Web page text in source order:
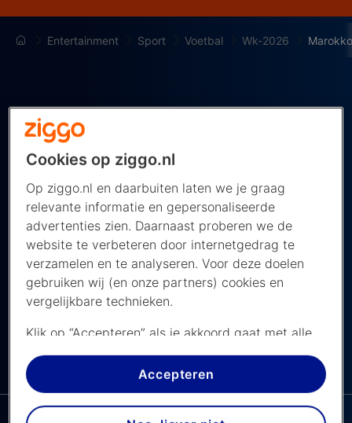
Entertainment Sport Voetbal Wk-2026
Op donderdag 25 juni 2026
treffen Marokko en Haïti elkaar in Groep C
van de groepsfase van het WK 2026. Deze
wedstrijd wordt gespeeld in het Mercedes-
Benz Stadium in Atlanta, Verenigde Staten.
De wedstrijd begint om 00.00 uur
Nederlandse tijd en je kijkt hem live bij de
NOS op NPO 1.
NAVIGEER NAAR ...
De NPO app bij
Cookies op ziggo.nl
Op ziggo.nl en daarbuiten laten we je graag
relevante informatie en gepersonaliseerde
advertenties zien. Daarnaast proberen we de
website te verbeteren door internetgedrag te
verzamelen en te analyseren. Voor deze doelen
gebruiken wij (en onze partners) cookies en
vergelijkbare technieken.
Klik op “Accepteren” als je akkoord gaat met alle
cookies. Kies je voor “Nee, liever niet”, dan
plaatsen we alleen strikt noodzakelijke cookies om
de website goed te laten werken. Dat betekent
dat we geen vormen van personalisatie
Accepteren